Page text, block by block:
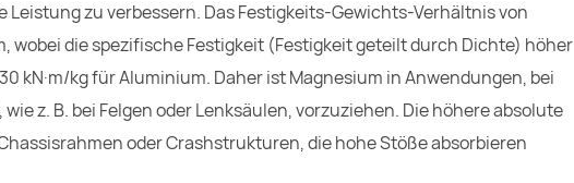
zu verbessern. Das Festigkeits-Gewichts-Verhältnis von
wobei die spezifische Festigkeit (Festigkeit geteilt durch Dichte) höher
kN·m/kg für Aluminium. Daher ist Magnesium in Anwendungen, bei
z. B. bei Felgen oder Lenksäulen, vorzuziehen. Die höhere absolute
oder Crashstrukturen, die hohe Stöße absorbieren